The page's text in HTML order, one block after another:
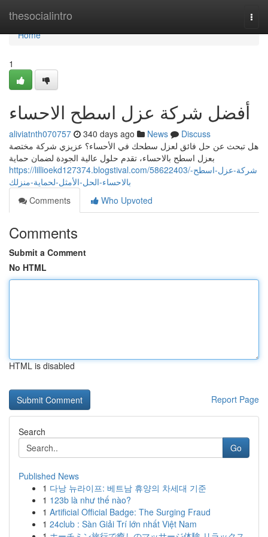
thesocialintro
Home
Home
1
أفضل شركة عزل اسطح الاحساء
aliviatnth070757 340 days ago News
Discuss
هل تبحث عن حل فائق لعزل سطحك في الأحساء؟ عزيزي شركة مختصة
بعزل اسطح بالاحساء، تقدم حلول عالية الجودة لضمان حماية
https://lillioekd127374.blogstival.com/58622403/شركة-عزل-اسطح-
بالاحساء-الحل-الأمثل-لحماية-منزلك
Comments
Who Upvoted
Comments
Submit a Comment
No HTML
HTML is disabled
Report Page
Search
Go
Published News
1 다낭 뉴라이프: 베트남 휴양의 차세대 기준
1 123b là như thế nào?
1 Artificial Official Badge: The Surging Fraud
1 24club : Sàn Giải Trí lớn nhất Việt Nam